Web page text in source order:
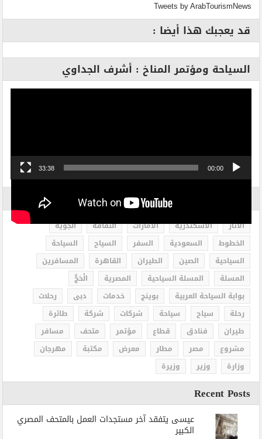
Tweets by ArabTourismNews
قد يعجبك هذا أيضا :
السياحة ومؤتمر المناخ : أشرف الجداوي
00:00
33:38
الاثار الاسكندرية الامارات الثقافة
الجوية
الخطوط
السعودية السفر السياح
السياحة
السياحية
الصين الطيران القاهرة
المسافرين
المسلة
المسلة السياحية المصرية
الْحَجُّ
بوابة السياحة العربية
بوينج خدمات دبى
رحلات
رحلة
سياح سياحة شركات شركة
طائرة
طيران
فنادق قطاع مؤتمر متحف
مسافر
مشروع
مصر مطار معرض مكتبة
مهرجان
وزارة
وزير وزيرة
Recent Posts
عيسى يتفقد آخر مستجدات العمل بالمتحف المصري
الكبير